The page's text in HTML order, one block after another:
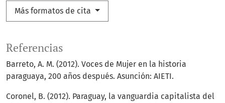
Más formatos de cita
Referencias
Barreto, A. M. (2012). Voces de Mujer en la historia
paraguaya, 200 años después. Asunción: AIETI.
Coronel, B. (2012). Paraguay, la vanguardia capitalista del